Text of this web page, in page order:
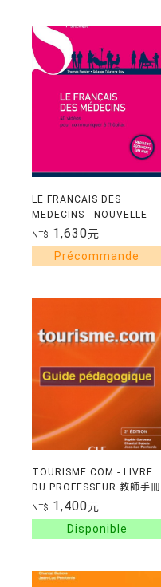
LE FRANCAIS DES
MEDECINS - NOUVELLE
EDITION - MEDIAS ET
DOCUMENTS EN LIGNE -
40 VIDEOS POUR
NT$ 1,630元
TOURISME.COM - LIVRE
DU PROFESSEUR 教師手冊
NT$ 1,400元